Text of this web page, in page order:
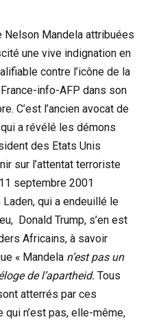
Mandela attribuées
une vive indignation en
contre l’icône de la
info-AFP dans son
C’est l’ancien avocat de
a révélé les démons
des Etats Unis
sur l’attentat terroriste
septembre 2001
qui a endeuillé le
Donald Trump, s’en est
Africains, à savoir
« Mandela n’est pas un
de l’apartheid. Tous
atterrés par ces
qui n’est pas, elle-même,